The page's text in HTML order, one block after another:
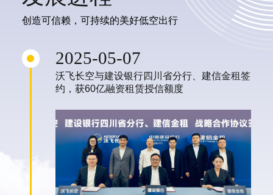
创造可信赖，可持续的美好低空出行
2025-05-07
沃飞长空与建设银行四川省分行、建信金租签
约，获60亿融资租赁授信额度